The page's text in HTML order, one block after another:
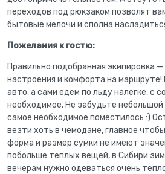
переходов под рюкзаком позволят
бытовые мелочи и сполна
Пожелания к гостю:
Правильно подобранная экипировка
настроения и комфорта на
авто, а сами едем по льду налегке, с
необходимое. Не забудьте
самое необходимое поместилось :)
везти хоть в чемодане, главное
форма и размер сумки не имеют
побольше теплых вещей, в Сибири
вечерам нужно одеваться очень